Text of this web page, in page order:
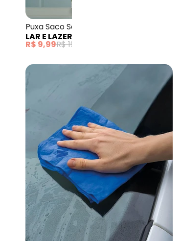
Puxa Saco Sortido 1 Peça
LAR E LAZER
R$ 9,99R$ 19,99